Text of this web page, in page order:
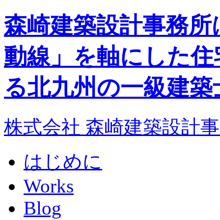
森崎建築設計事務所
動線」を軸にした住
る北九州の一級建
株式会社 森崎建築設計
はじめに
Works
Blog